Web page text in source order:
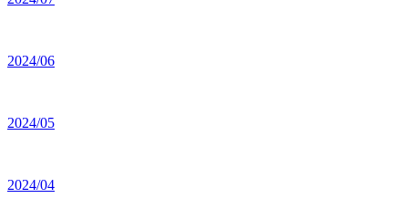
2024/06
2024/05
2024/04